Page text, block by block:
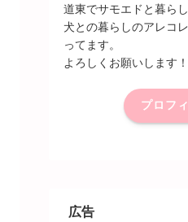
道東でサモエドと暮らし
犬との暮らしのアレコ
ってます。
よろしくお願いします！
プロフ
広告